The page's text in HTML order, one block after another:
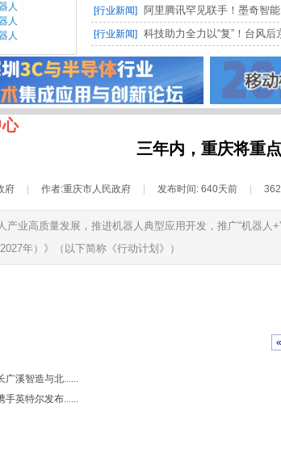
人
人
人
[行业新闻] 阿里腾讯罕见联手！墨奇智
[行业新闻] 科技助力全力以“复”！台风
三年内，重庆将重
府 作者:重庆市人民政府 发布时间: 640天前
产业高质量发展，推进机器人典型应用开发，推广“机器
年）》（以下简称《行动计划》）
广溪智造与北......
手英特尔发布......